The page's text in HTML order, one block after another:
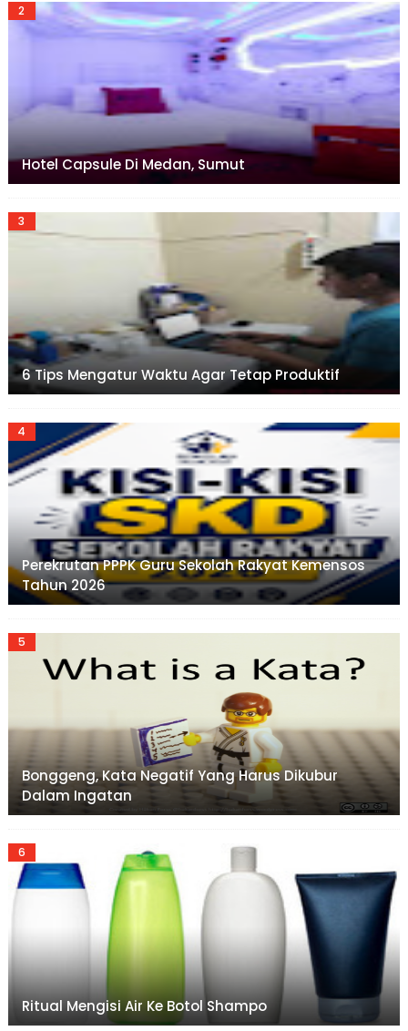
Hotel Capsule Di Medan, Sumut
6 Tips Mengatur Waktu Agar Tetap Produktif
Perekrutan PPPK Guru Sekolah Rakyat Kemensos
Tahun 2026
Bonggeng, Kata Negatif Yang Harus Dikubur
Dalam Ingatan
Ritual Mengisi Air Ke Botol Shampo